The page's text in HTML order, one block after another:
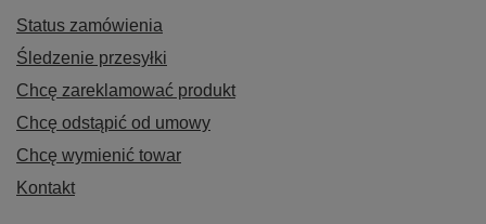
Status zamówienia
Śledzenie przesyłki
Chcę zareklamować produkt
Chcę odstąpić od umowy
Chcę wymienić towar
Kontakt